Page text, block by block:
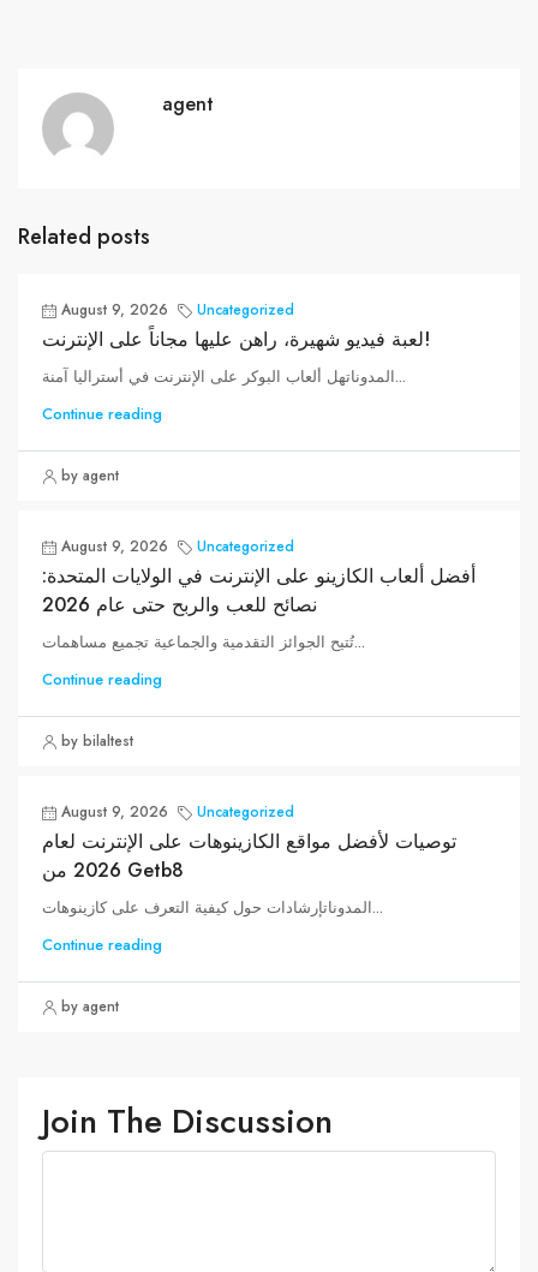
agent
Related posts
August 9, 2026 Uncategorized
لعبة فيديو شهيرة، راهن عليها مجاناً على الإنترنت!
المدوناتهل ألعاب البوكر على الإنترنت في أستراليا آمنة...
Continue reading
by agent
August 9, 2026 Uncategorized
أفضل ألعاب الكازينو على الإنترنت في الولايات المتحدة:
نصائح للعب والربح حتى عام 2026
تُتيح الجوائز التقدمية والجماعية تجميع مساهمات...
Continue reading
by bilaltest
August 9, 2026 Uncategorized
توصيات لأفضل مواقع الكازينوهات على الإنترنت لعام
2026 من Getb8
المدوناتإرشادات حول كيفية التعرف على كازينوهات...
Continue reading
by agent
Join The Discussion